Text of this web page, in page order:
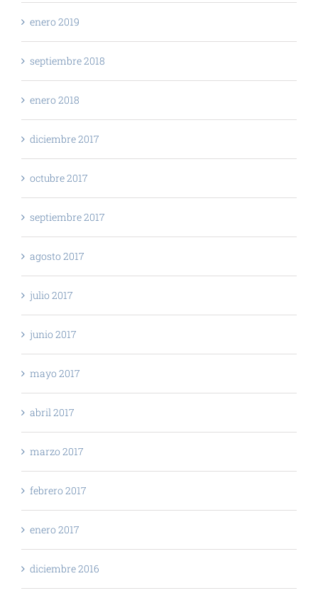
enero 2019
septiembre 2018
enero 2018
diciembre 2017
octubre 2017
septiembre 2017
agosto 2017
julio 2017
junio 2017
mayo 2017
abril 2017
marzo 2017
febrero 2017
enero 2017
diciembre 2016